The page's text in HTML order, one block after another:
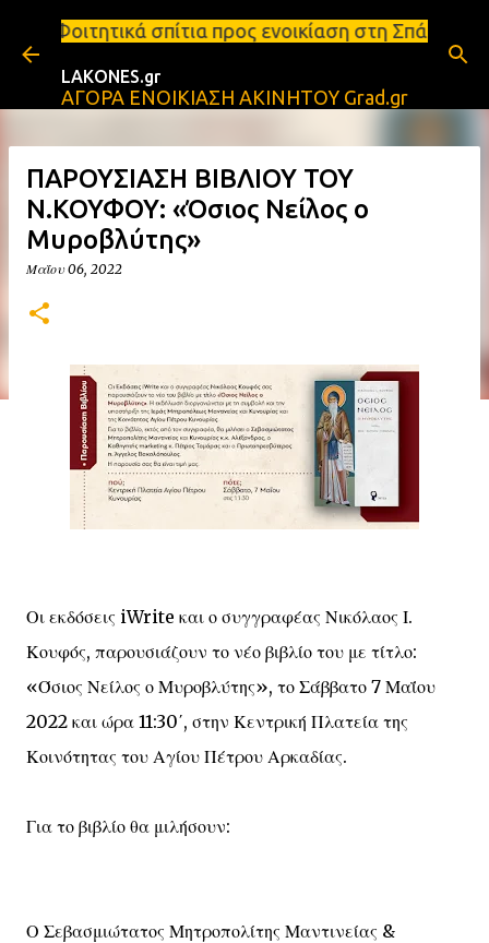
Μετάβαση στο κύριο περιεχόμενο
προς ενοικίαση στη Σπάρτη Ενοικιάσεις
LAKONES.gr
ΑΓΟΡΑ ΕΝΟΙΚΙΑΣΗ ΑΚΙΝΗΤΟΥ Grad.gr
ΠΑΡΟΥΣΙΑΣΗ ΒΙΒΛΙΟΥ ΤΟΥ
Ν.ΚΟΥΦΟΥ: «Όσιος Νείλος ο
Μυροβλύτης»
Μαΐου 06, 2022
Οι εκδόσεις iWrite και ο συγγραφέας Νικόλαος Ι.
Κουφός, παρουσιάζουν το νέο βιβλίο του με τίτλο:
«Όσιος Νείλος ο Μυροβλύτης», το Σάββατο 7 Μαΐου
2022 και ώρα 11:30΄, στην Κεντρική Πλατεία της
Κοινότητας του Αγίου Πέτρου Αρκαδίας.
Για το βιβλίο θα μιλήσουν:
Ο Σεβασμιώτατος Μητροπολίτης Μαντινείας &